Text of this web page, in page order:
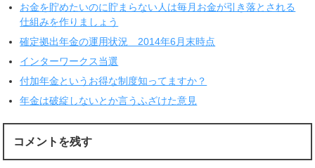
お金を貯めたいのに貯まらない人は毎月お金が引き落とされる
仕組みを作りましょう
確定拠出年金の運用状況 2014年6月末時点
インターワークス当選
付加年金というお得な制度知ってますか？
年金は破綻しないとか言うふざけた意見
コメントを残す